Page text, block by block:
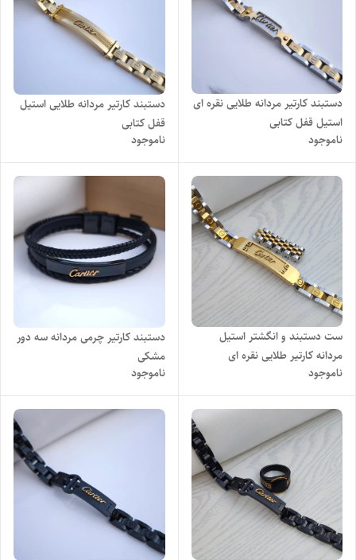
دستبند کارتیر مردانه طلایی نقره ای
استیل قفل کتابی
ناموجود
دستبند کارتیر مردانه طلایی استیل
قفل کتابی
ناموجود
ست دستبند و انگشتر استیل
مردانه کارتیر طلایی نقره ای
ناموجود
دستبند کارتیر چرمی مردانه سه دور
مشکی
ناموجود